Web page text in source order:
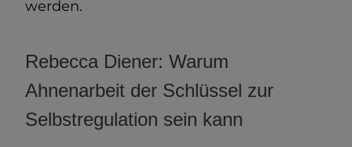
werden.
Rebecca Diener: Warum
Ahnenarbeit der Schlüssel zur
Selbstregulation sein kann